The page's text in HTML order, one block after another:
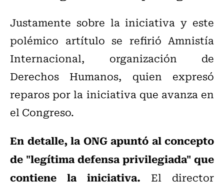
Justamente sobre la iniciativa y este
polémico artítulo se refirió Amnistía
Internacional, organización de
Derechos Humanos, quien expresó
reparos por la iniciativa que avanza en
el Congreso.
En detalle, la ONG apuntó al concepto
de "legítima defensa privilegiada" que
contiene la iniciativa. El director